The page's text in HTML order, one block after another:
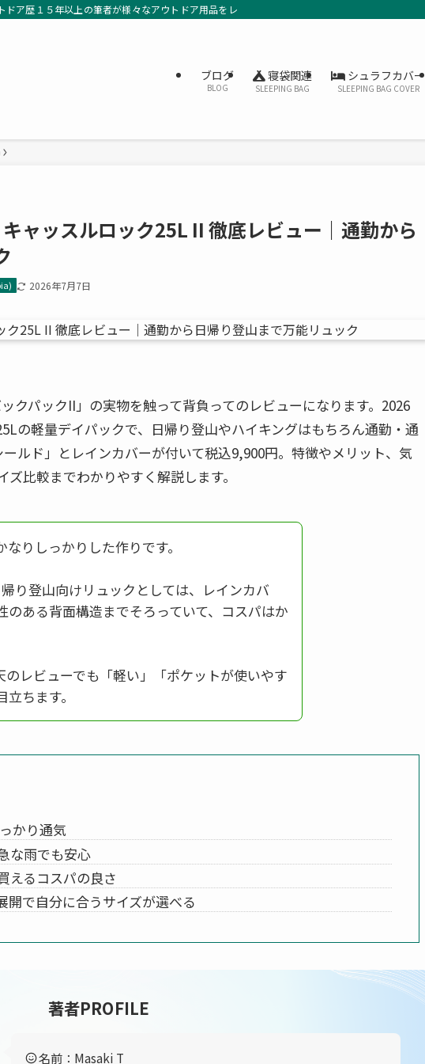
ア歴１５年以上の筆者が様々なアウトドア用品をレビューしています。
ブログ
BLOG
寝袋関連
SLEEPING BAG
シュラフカバー
SLEEPING BAG COVER
キャッスルロック25L II 徹底レビュー｜通勤から
2026年7月7日
クパックII」の実物を触って背負ってのレビューになります。2026
の軽量デイパックで、日帰り登山やハイキングはもちろん通勤・通
ルド」とレインカバーが付いて税込9,900円。特徴やメリット、気
比較までわかりやすく解説します。
りしっかりした作りです。
り登山向けリュックとしては、レインカバ
のある背面構造までそろっていて、コスパはか
レビューでも「軽い」「ポケットが使いやす
ちます。
かり通気
な雨でも安心
えるコスパの良さ
開で自分に合うサイズが選べる
著者PROFILE
名前：Masaki T